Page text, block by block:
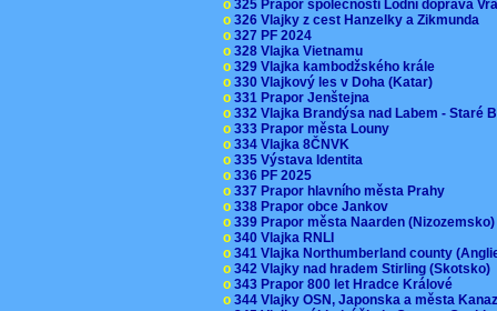
o 325 Prapor společnosti Lodní doprava
o 326 Vlajky z cest Hanzelky a Zikmunda
o 327 PF 2024
o 328 Vlajka Vietnamu
o 329 Vlajka kambodžského krále
o 330 Vlajkový les v Doha (Katar)
o 331 Prapor Jenštejna
o 332 Vlajka Brandýsa nad Labem - Staré
o 333 Prapor města Louny
o 334 Vlajka 8ČNVK
o 335 Výstava Identita
o 336 PF 2025
o 337 Prapor hlavního města Prahy
o 338 Prapor obce Jankov
o 339 Prapor města Naarden
o 340 Vlajka RNLI
o 341 Vlajka Northumberland county
o 342 Vlajky nad hradem Stirling (Skotsko)
o 343 Prapor 800 let Hradce Králové
o 344 Vlajky OSN, Japonska a města